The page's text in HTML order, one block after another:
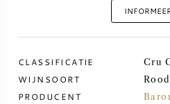
SAUVIGNON BLANC
CLASSIFICATIE Cru
WIJNSOORT Rood
PRODUCENT